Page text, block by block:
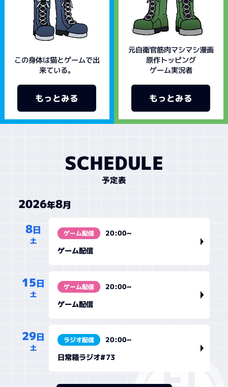
この身体は猫とゲームで出
来ている。
もっとみる
元自衛官筋肉マシマシ漫画
原作トッピング
ゲーム実況者
もっとみる
SCHEDULE
予定表
2026年8月
8日
土
ゲーム配信 20:00~
ゲーム配信
15日
土
ゲーム配信 20:00~
ゲーム配信
29日
土
ラジオ配信 20:00~
日常箱ラジオ#73